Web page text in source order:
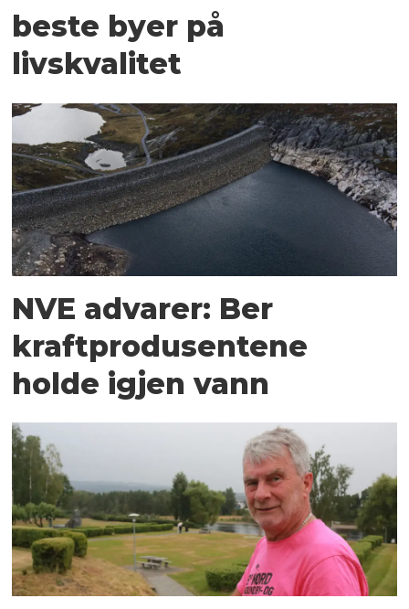
beste byer på
livskvalitet
NVE advarer: Ber
kraftprodusentene
holde igjen vann